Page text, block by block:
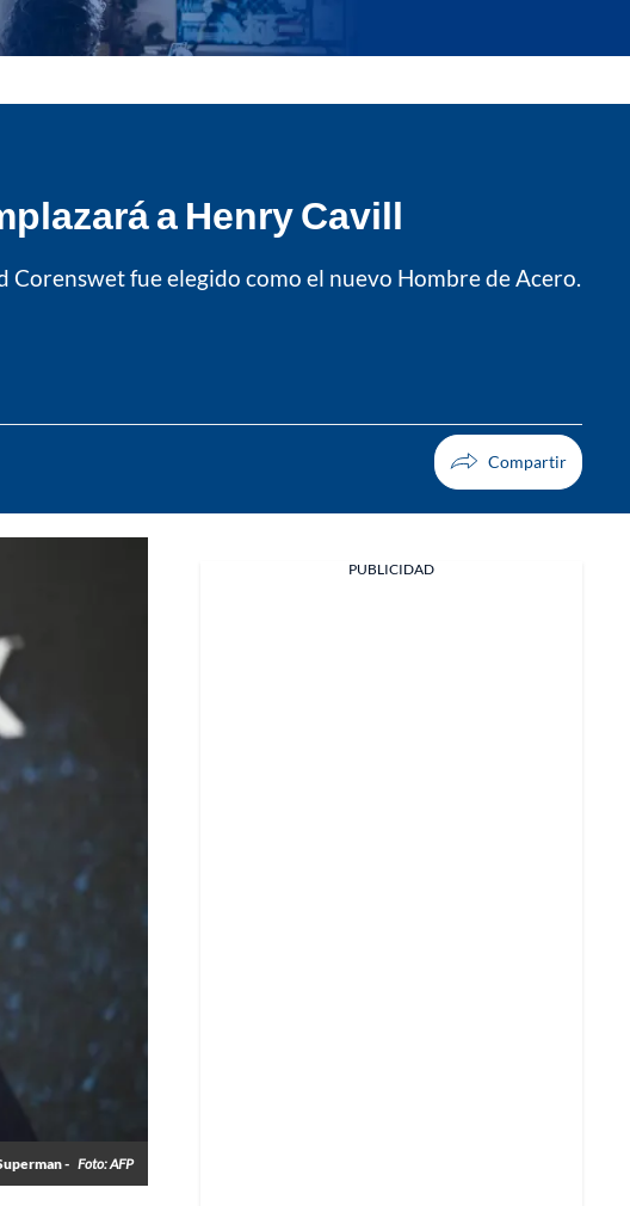
a Henry Cavill
Corenswet fue elegido como el nuevo Hombre de Acero.
- Foto: AFP
PUBLICIDAD